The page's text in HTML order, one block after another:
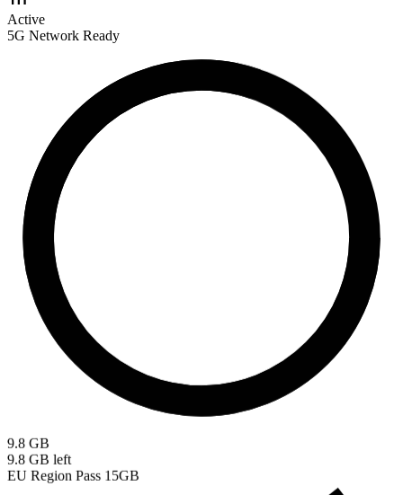
signal_cellular_alt
Active
5G Network Ready
9.8 GB
9.8 GBleft
EU Region Pass 15GB